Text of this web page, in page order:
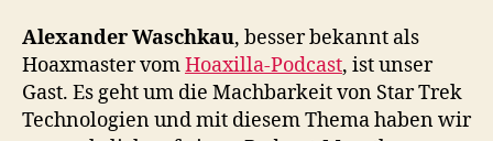
Alexander Waschkau, besser bekannt als
Hoaxmaster vomHoaxilla-Podcast, ist unser
Gast. Es geht um die Machbarkeit von Star Trek
Technologien und mit diesem Thema haben wir